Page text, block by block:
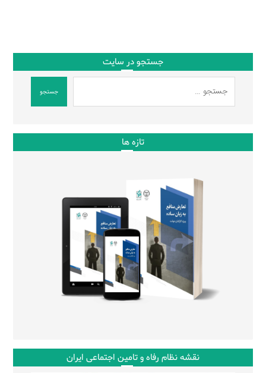
جستجو در سایت
جستجو
تازه ها
نقشه نظام رفاه و تامین اجتماعی ایران